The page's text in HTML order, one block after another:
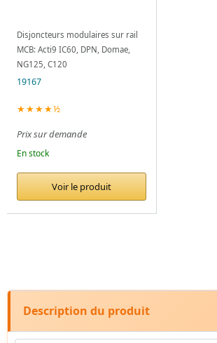
Disjoncteurs modulaires sur rail
MCB: Acti9 IC60, DPN, Domae,
NG125, C120
19167
★★★★½
Prix sur demande
En stock
Voir le produit
Description du produit